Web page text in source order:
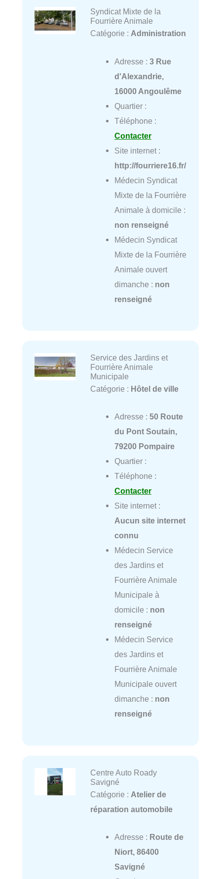
Syndicat Mixte de la
Fourrière Animale
Catégorie : Administration
Adresse : 3 Rue
d'Alexandrie,
16000 Angoulême
Quartier :
Téléphone :
Contacter
Site internet :
http://fourriere16.fr/
Médecin Syndicat
Mixte de la Fourrière
Animale à domicile :
non renseigné
Médecin Syndicat
Mixte de la Fourrière
Animale ouvert
dimanche : non
renseigné
Service des Jardins et
Fourrière Animale
Municipale
Catégorie : Hôtel de ville
Adresse : 50 Route
du Pont Soutain,
79200 Pompaire
Quartier :
Téléphone :
Contacter
Site internet :
Aucun site internet
connu
Médecin Service
des Jardins et
Fourrière Animale
Municipale à
domicile : non
renseigné
Médecin Service
des Jardins et
Fourrière Animale
Municipale ouvert
dimanche : non
renseigné
Centre Auto Roady
Savigné
Catégorie : Atelier de
réparation automobile
Adresse : Route de
Niort, 86400
Savigné